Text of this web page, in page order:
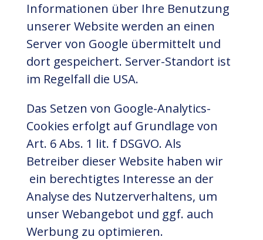
Informationen über Ihre Benutzung
unserer Website werden an einen
Server von Google übermittelt und
dort gespeichert. Server-Standort ist
im Regelfall die USA.
Das Setzen von Google-Analytics-
Cookies erfolgt auf Grundlage von
Art. 6 Abs. 1 lit. f DSGVO. Als
Betreiber dieser Website haben wir
ein berechtigtes Interesse an der
Analyse des Nutzerverhaltens, um
unser Webangebot und ggf. auch
Werbung zu optimieren.